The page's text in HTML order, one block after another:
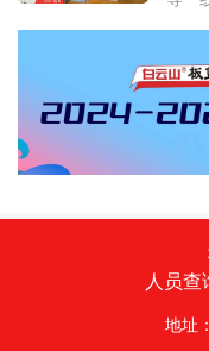
构
面启
立户
多种
人员查
地址